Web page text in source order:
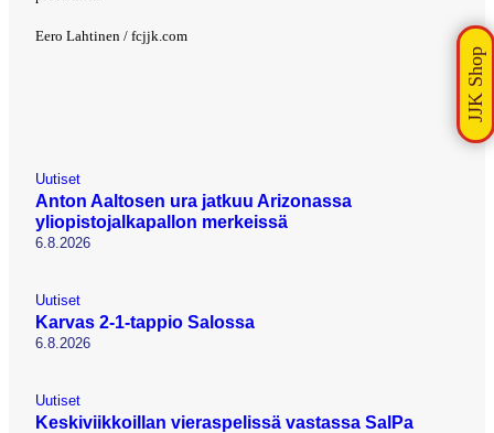
Eero Lahtinen / fcjjk.com
Uutiset
Anton Aaltosen ura jatkuu Arizonassa
yliopistojalkapallon merkeissä
6.8.2026
Uutiset
Karvas 2-1-tappio Salossa
6.8.2026
Uutiset
Keskiviikkoillan vieraspelissä vastassa SalPa